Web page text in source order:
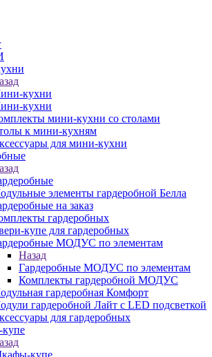
кухни
кухни
мини-кухни со столами
к мини-кухням
для мини-кухни
элементы гардеробной Белла
на заказ
гардеробных
купе для гардеробных
МОДУС по элементам
Назад
Гардеробные МОДУС по элементам
Комплекты гардеробной МОДУС
гардеробная Комфорт
гардеробной Лайт с LED подсветкой
для гардеробных
купе